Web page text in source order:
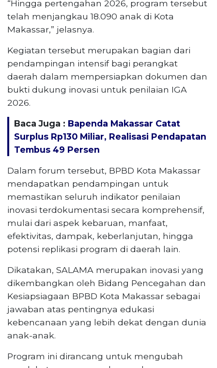
“Hingga pertengahan 2026, program tersebut
telah menjangkau 18.090 anak di Kota
Makassar,” jelasnya.
Kegiatan tersebut merupakan bagian dari
pendampingan intensif bagi perangkat
daerah dalam mempersiapkan dokumen dan
bukti dukung inovasi untuk penilaian IGA
2026.
Baca Juga : Bapenda Makassar Catat
Surplus Rp130 ​​Miliar, Realisasi Pendapatan
Tembus 49 Persen
Dalam forum tersebut, BPBD Kota Makassar
mendapatkan pendampingan untuk
memastikan seluruh indikator penilaian
inovasi terdokumentasi secara komprehensif,
mulai dari aspek kebaruan, manfaat,
efektivitas, dampak, keberlanjutan, hingga
potensi replikasi program di daerah lain.
Dikatakan, SALAMA merupakan inovasi yang
dikembangkan oleh Bidang Pencegahan dan
Kesiapsiagaan BPBD Kota Makassar sebagai
jawaban atas pentingnya edukasi
kebencanaan yang lebih dekat dengan dunia
anak-anak.
Program ini dirancang untuk mengubah